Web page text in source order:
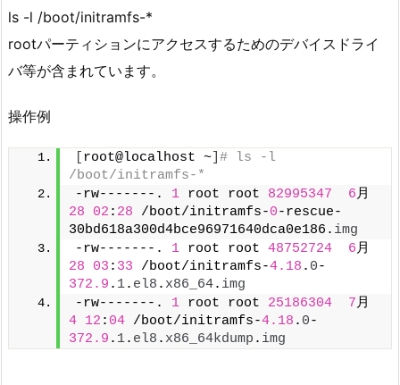
ls -l /boot/initramfs-*
rootパーティションにアクセスするためのデバイスドライ
バ等が含まれています。
操作例
root@localhost ~ # ls -l
/boot/initramfs-*
-rw-------. 1 root root 82995347 6
28
02 : 28 /boot/initramfs-0-rescue-
30bd618a300d4bce96971640dca0e186. img
-rw-------. 1 root root 48752724 6
28
03 : 33 /boot/initramfs-4.18 . 0-
372.9 . 1. el8 . x86_64. img
-rw-------. 1 root root 25186304 7
4 12 : 04 /boot/initramfs-4.18 . 0-
372.9 . 1. el8 . x86_64kdump . img